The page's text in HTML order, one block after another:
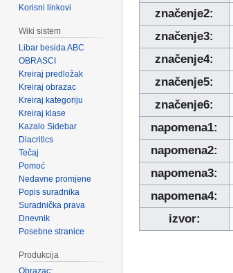
značenje2:
značenje3:
značenje4:
značenje5:
značenje6:
napomena1:
napomena2:
napomena3:
napomena4:
izvor:
Korisni linkovi
Wiki sistem
Libar besida ABC
OBRASCI
Kreiraj predložak
Kreiraj obrazac
Kreiraj kategoriju
Kreiraj klase
Kazalo Sidebar
Diacritics
Tečaj
Pomoć
Nedavne promjene
Popis suradnika
Suradnička prava
Dnevnik
Posebne stranice
Produkcija